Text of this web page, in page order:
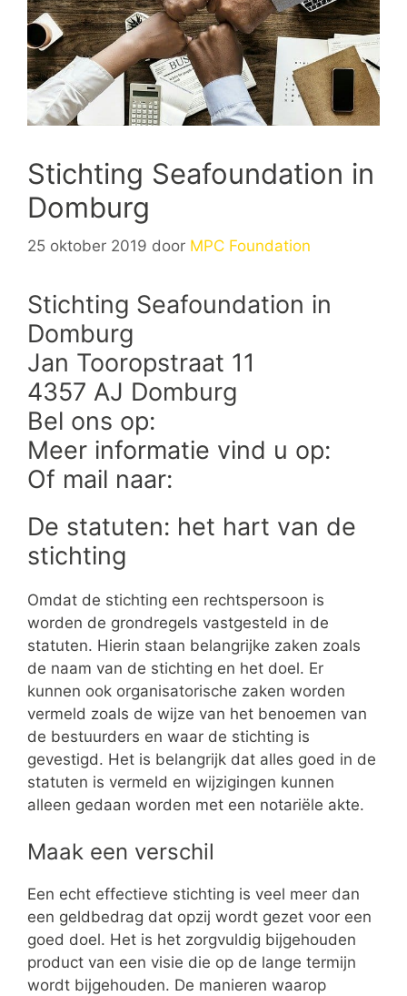
Stichting Seafoundation in
Domburg
25 oktober 2019 door MPC Foundation
Stichting Seafoundation in
Domburg
Jan Tooropstraat 11
4357 AJ Domburg
Bel ons op:
Meer informatie vind u op:
Of mail naar:
De statuten: het hart van de
stichting
Omdat de stichting een rechtspersoon is
worden de grondregels vastgesteld in de
statuten. Hierin staan belangrijke zaken zoals
de naam van de stichting en het doel. Er
kunnen ook organisatorische zaken worden
vermeld zoals de wijze van het benoemen van
de bestuurders en waar de stichting is
gevestigd. Het is belangrijk dat alles goed in de
statuten is vermeld en wijzigingen kunnen
alleen gedaan worden met een notariële akte.
Maak een verschil
Een echt effectieve stichting is veel meer dan
een geldbedrag dat opzij wordt gezet voor een
goed doel. Het is het zorgvuldig bijgehouden
product van een visie die op de lange termijn
wordt bijgehouden. De manieren waarop